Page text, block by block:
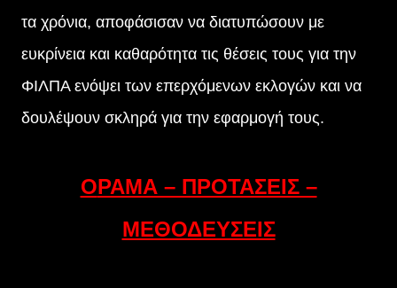
τα χρόνια, αποφάσισαν να διατυπώσουν με
ευκρίνεια και καθαρότητα τις θέσεις τους για την
ΦΙΛΠΑ ενόψει των επερχόμενων εκλογών και να
δουλέψουν σκληρά για την εφαρμογή τους.
ΟΡΑΜΑ – ΠΡΟΤΑΣΕΙΣ –
ΜΕΘΟΔΕΥΣΕΙΣ